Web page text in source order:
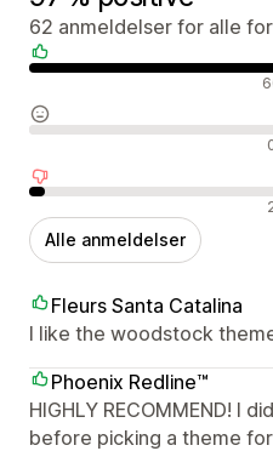
62 anmeldelser for alle
Positive anmeldelser
Neutrale anmeldelser
Negative anmeldelser
Alle anmeldelser
Fleurs Santa Catalina
I like the woodstock
Phoenix Redline™
HIGHLY RECOMMEND! I
before picking a theme